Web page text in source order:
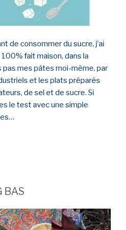
de consommer du sucre, j’ai
fait maison, dans la
pas mes pâtes moi-même, par
et les plats préparés
de sel et de sucre. Si
le test avec une simple
BAS